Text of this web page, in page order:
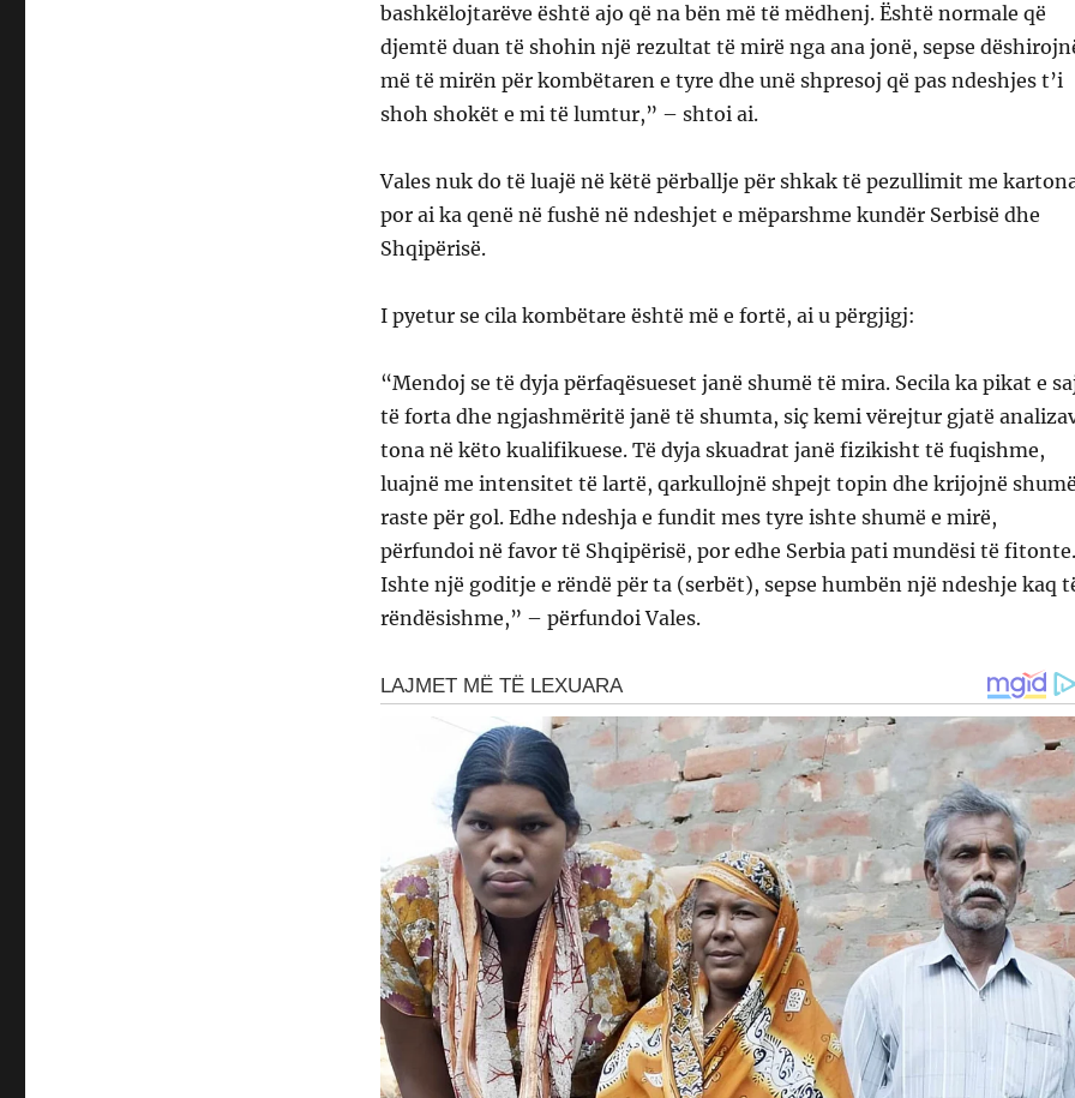
bashkëlojtarëve është ajo që na bën më të mëdhenj. Është normale që
djemtë duan të shohin një rezultat të mirë nga ana jonë, sepse
më të mirën për kombëtaren e tyre dhe unë shpresoj që pas ndeshjes t’i
shoh shokët e mi të lumtur,” – shtoi ai.
Vales nuk do të luajë në këtë përballje për shkak të pezullimit me
por ai ka qenë në fushë në ndeshjet e mëparshme kundër Serbisë dhe
Shqipërisë.
I pyetur se cila kombëtare është më e fortë, ai u përgjigj:
“Mendoj se të dyja përfaqësueset janë shumë të mira. Secila ka pikat e
të forta dhe ngjashmëritë janë të shumta, siç kemi vërejtur gjatë
tona në këto kualifikuese. Të dyja skuadrat janë fizikisht të fuqishme,
luajnë me intensitet të lartë, qarkullojnë shpejt topin dhe krijojnë
raste për gol. Edhe ndeshja e fundit mes tyre ishte shumë e mirë,
përfundoi në favor të Shqipërisë, por edhe Serbia pati mundësi të fitonte.
Ishte një goditje e rëndë për ta (serbët), sepse humbën një ndeshje kaq
rëndësishme,” – përfundoi Vales.